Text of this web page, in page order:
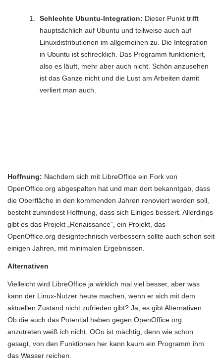
Schlechte Ubuntu-Integration: Dieser Punkt trifft
hauptsächlich auf Ubuntu und teilweise auch auf
Linuxdistributionen im allgemeinen zu. Die Integration
in Ubuntu ist schrecklich. Das Programm funktioniert,
also es läuft, mehr aber auch nicht. Schön anzusehen
ist das Ganze nicht und die Lust am Arbeiten damit
verliert man auch.
Hoffnung: Nachdem sich mit LibreOffice ein Fork von
OpenOffice.org abgespalten hat und man dort bekanntgab, dass
die Oberfläche in den kommenden Jahren renoviert werden soll,
besteht zumindest Hoffnung, dass sich Einiges bessert. Allerdings
gibt es das Projekt „Renaissance“, ein Projekt, das
OpenOffice.org designtechnisch verbessern sollte auch schon seit
einigen Jahren, mit minimalen Ergebnissen.
Alternativen
Vielleicht wird LibreOffice ja wirklich mal viel besser, aber was
kann der Linux-Nutzer heute machen, wenn er sich mit dem
aktuellen Zustand nicht zufrieden gibt? Ja, es gibt Alternativen.
Ob die auch das Potential haben gegen OpenOffice.org
anzutreten weiß ich nicht. OOo ist mächtig, denn wie schon
gesagt, von den Funktionen her kann kaum ein Programm ihm
das Wasser reichen.